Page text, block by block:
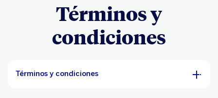
Términos y
condiciones
Términos y condiciones